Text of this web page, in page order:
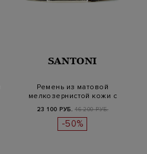
SANTONI
Ремень из матовой
мелкозернистой кожи с
тисненым логот…
23 100 РУБ. 46 200 РУБ.
-50%